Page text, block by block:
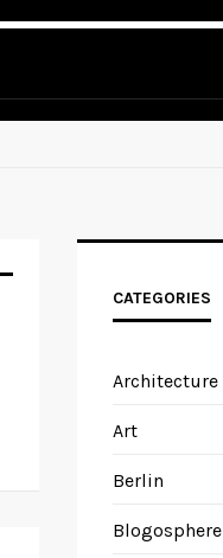
CATEGORIES
Architecture
Art
Berlin
Blogosphere